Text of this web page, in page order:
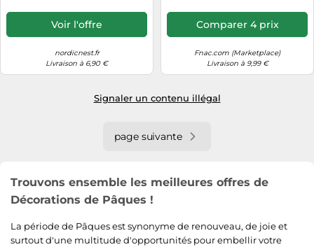
Voir l'offre
nordicnest.fr
Livraison à 6,90 €
Comparer 4 prix
Fnac.com (Marketplace)
Livraison à 9,99 €
Signaler un contenu illégal
page suivante
Trouvons ensemble les meilleures offres de
Décorations de Pâques !
La période de Pâques est synonyme de renouveau, de joie et
surtout d'une multitude d'opportunités pour embellir votre